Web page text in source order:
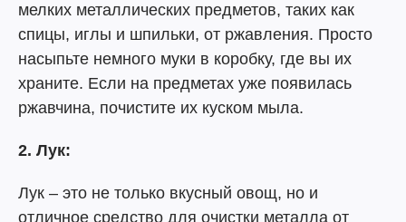
мелких металлических предметов, таких как
спицы, иглы и шпильки, от ржавления. Просто
насыпьте немного муки в коробку, где вы их
храните. Если на предметах уже появилась
ржавчина, почистите их куском мыла.
2. Лук:
Лук – это не только вкусный овощ, но и
отличное средство для очистки металла от